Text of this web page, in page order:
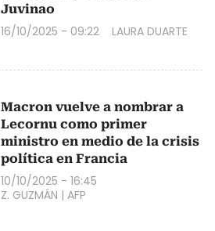
Juvinao
16/10/2025 - 09:22 LAURA DUARTE
Macron vuelve a nombrar a
Lecornu como primer
ministro en medio de la crisis
política en Francia
10/10/2025 - 16:45
Z. GUZMÁN | AFP